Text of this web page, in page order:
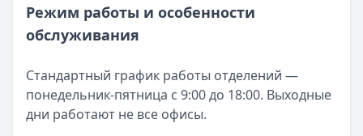
Рейтинг:4.8(12 отзывов)
— Карта возможностей
Лимит: до
Льготный период:
110 дней
Обслуживание:
Бесплатно
4.7
Т-Банк
— Drive
Режим работы и особенности
обслуживания
Стандартный график работы отделений —
понедельник-пятница с 9:00 до 18:00. Выходные
дни работают не все офисы.